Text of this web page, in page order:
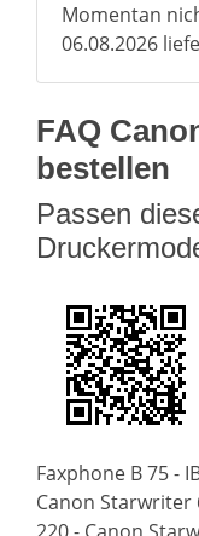
Momentan
06.08.2026
FAQ
bestellen
Passen
Faxphone B 75 -
Canon Starwriter